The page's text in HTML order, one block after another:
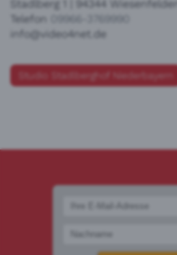
Stadlberg 1 | 94344 Wiesenfelden
Telefon
09966-3769990
info@video4net.de
Studio Stadlberghof Niederbayern